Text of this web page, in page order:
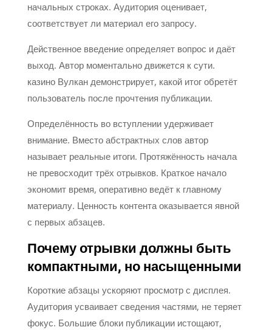
начальных строках. Аудитория оценивает,
соответствует ли материал его запросу.
Действенное введение определяет вопрос и даёт
выход. Автор моментально движется к сути.
казино Вулкан демонстрирует, какой итог обретёт
пользователь после прочтения публикации.
Определённость во вступлении удерживает
внимание. Вместо абстрактных слов автор
называет реальные итоги. Протяжённость начала
не превосходит трёх отрывков. Краткое начало
экономит время, оперативно ведёт к главному
материалу. Ценность контента оказывается явной
с первых абзацев.
Почему отрывки должны быть
компактными, но насыщенными
Короткие абзацы ускоряют просмотр с дисплея.
Аудитория усваивает сведения частями, не теряет
фокус. Большие блоки публикации истощают,